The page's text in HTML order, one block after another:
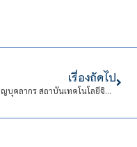
เรื่องถัดไป
ขอเชิญบุคลากร สถาบันเทคโนโลยีจิตรลดา เข้าร่วมการอบรม “GENERATIVE AI สำหรับการศึกษา และการทำงาน”